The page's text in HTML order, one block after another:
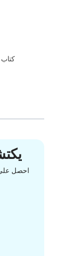
احصل على